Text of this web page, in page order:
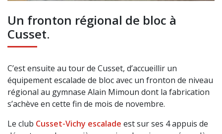
Un fronton régional de bloc à
Cusset.
C’est ensuite au tour de Cusset, d’accueillir un
équipement escalade de bloc avec un fronton de niveau
régional au gymnase Alain Mimoun dont la fabrication
s’achève en cette fin de mois de novembre.
Le club Cusset-Vichy escalade est sur ses 4 appuis de